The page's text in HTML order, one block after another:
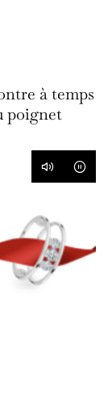
à temps
poignet